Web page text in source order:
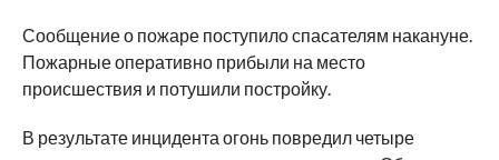
Сообщение о пожаре поступило спасателям накануне.
Пожарные оперативно прибыли на место
происшествия и потушили постройку.
В результате инцидента огонь повредил четыре